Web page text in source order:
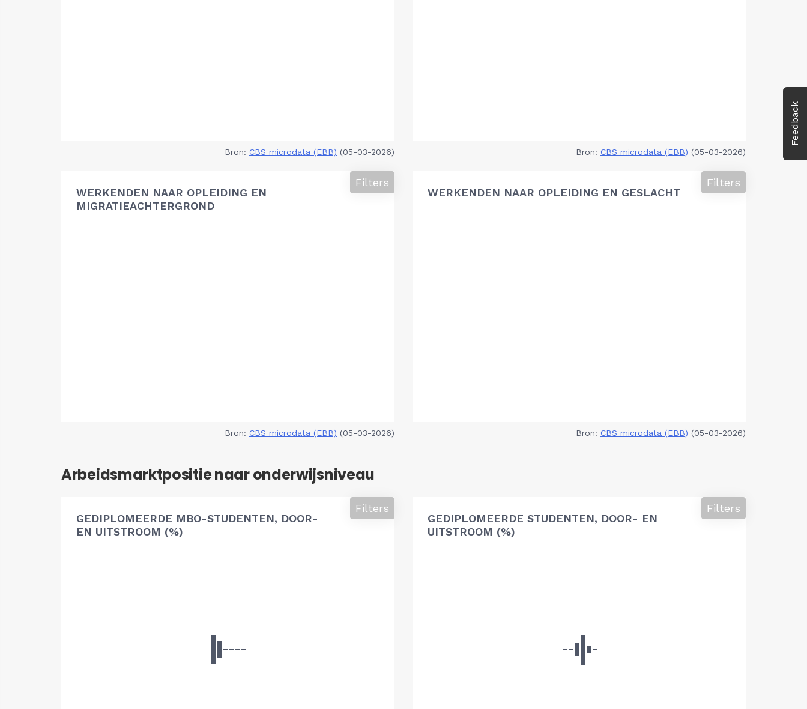
Feedback
Bron: CBS microdata (EBB) (05-03-2026) Bron: CBS microdata (EBB) (05-03-2026)
WERKENDEN NAAR OPLEIDING EN
MIGRATIEACHTERGROND
Filters
Bron: CBS microdata (EBB) (05-03-2026)
WERKENDEN NAAR OPLEIDING EN GESLACHT
Filters
Bron: CBS microdata (EBB) (05-03-2026)
Arbeidsmarktpositie naar onderwijsniveau
GEDIPLOMEERDE MBO-STUDENTEN, DOOR-
EN UITSTROOM (%)
Filters
GEDIPLOMEERDE STUDENTEN, DOOR- EN
UITSTROOM (%)
Filters